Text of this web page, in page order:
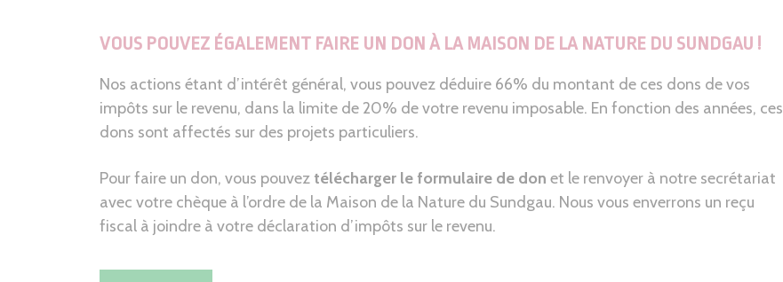
VOUS POUVEZ ÉGALEMENT FAIRE UN DON À LA MAISON DE LA NATURE DU SUNDGAU !
Nos actions étant d’intérêt général, vous pouvez déduire 66% du montant de ces dons de vos
impôts sur le revenu, dans la limite de 20% de votre revenu imposable. En fonction des années, ces
dons sont affectés sur des projets particuliers.
Pour faire un don, vous pouvez télécharger le formulaire de don et le renvoyer à notre secrétariat
avec votre chèque à l’ordre de la Maison de la Nature du Sundgau. Nous vous enverrons un reçu
fiscal à joindre à votre déclaration d’impôts sur le revenu.